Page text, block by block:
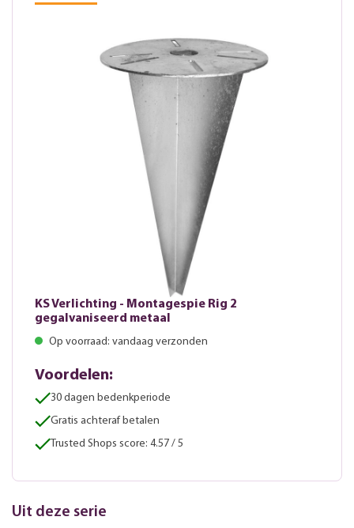
KS Verlichting - Montagespie Rig 2
gegalvaniseerd metaal
Op voorraad: vandaag verzonden
Voordelen:
30 dagen bedenkperiode
Gratis achteraf betalen
Trusted Shops score: 4.57 / 5
Uit deze serie